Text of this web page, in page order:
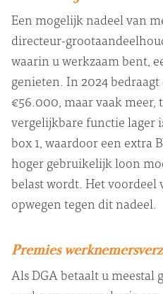
Een mogelijk nadeel van
directeur-
waarin u werkzaam bent,
genieten. In 2024
€56.000, maar vaak
vergelijkbare functie lager
box 1, waardoor een extra
hoger gebruikelijk loon
belast wordt. Het voordeel
opwegen tegen dit nadeel.
Premies
Als DGA betaalt u meestal